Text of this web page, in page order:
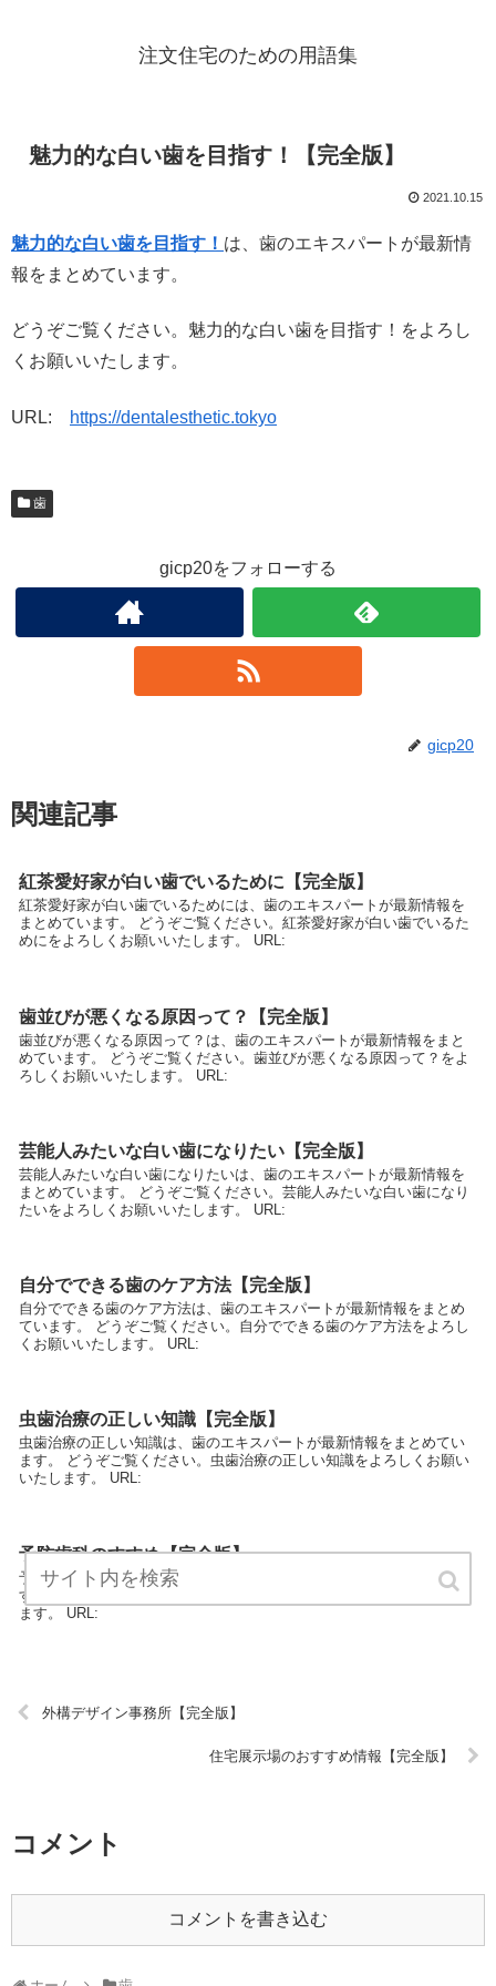
注文住宅のための用語集
魅力的な白い歯を目指す！【完全版】
2021.10.15
魅力的な白い歯を目指す！ は、歯のエキスパートが最新情
報をまとめています。
どうぞご覧ください。魅力的な白い歯を目指す！をよろし
くお願いいたします。
URL: https://dentalesthetic.tokyo
歯
gicp20をフォローする
gicp20
関連記事
紅茶愛好家が白い歯でいるために【完全版】
紅茶愛好家が白い歯でいるためには、歯のエキスパートが最新情報を
まとめています。 どうぞご覧ください。紅茶愛好家が白い歯でいるた
めにをよろしくお願いいたします。 URL:
歯並びが悪くなる原因って？【完全版】
歯並びが悪くなる原因って？は、歯のエキスパートが最新情報をまと
めています。 どうぞご覧ください。歯並びが悪くなる原因って？をよ
ろしくお願いいたします。 URL:
芸能人みたいな白い歯になりたい【完全版】
芸能人みたいな白い歯になりたいは、歯のエキスパートが最新情報を
まとめています。 どうぞご覧ください。芸能人みたいな白い歯になり
たいをよろしくお願いいたします。 URL:
自分でできる歯のケア方法【完全版】
自分でできる歯のケア方法は、歯のエキスパートが最新情報をまとめ
ています。 どうぞご覧ください。自分でできる歯のケア方法をよろし
くお願いいたします。 URL:
虫歯治療の正しい知識【完全版】
虫歯治療の正しい知識は、歯のエキスパートが最新情報をまとめてい
ます。 どうぞご覧ください。虫歯治療の正しい知識をよろしくお願い
いたします。 URL:
予防歯科のすすめ【完全版】
予防歯科のすすめは、歯のエキスパートが最新情報をまとめていま
す。 どうぞご覧ください。予防歯科のすすめをよろしくお願いいたし
ます。 URL:
外構デザイン事務所【完全版】
住宅展示場のおすすめ情報【完全版】
コメント
コメントを書き込む